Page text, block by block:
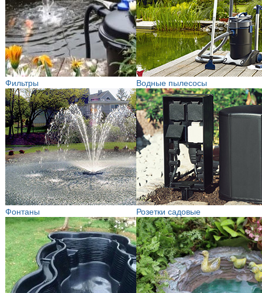
Фильтры Водные пылесосы
Фонтаны Розетки садовые